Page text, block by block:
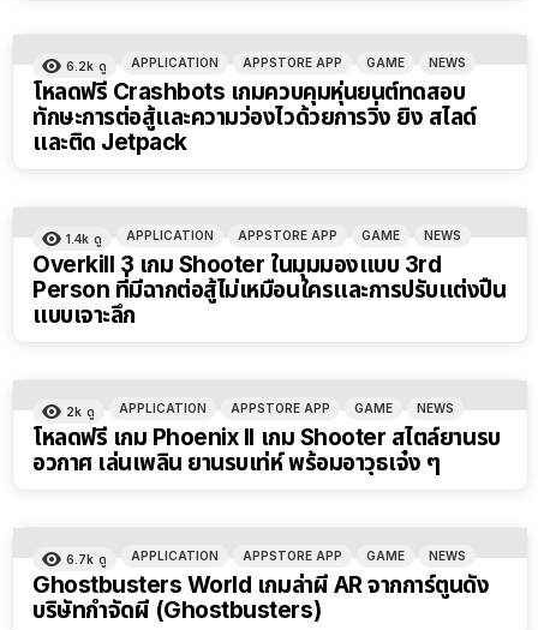
6.2k ดู APPLICATION APPSTORE APP GAME NEWS
โหลดฟรี Crashbots เกมควบคุมหุ่นยนต์ทดสอบ
ทักษะการต่อสู้และความว่องไวด้วยการวิ่ง ยิง สไลด์
และติด Jetpack
1.4k ดู APPLICATION APPSTORE APP GAME NEWS
Overkill 3 เกม Shooter ในมุมมองแบบ 3rd
Person ที่มีฉากต่อสู้ไม่เหมือนใครและการปรับแต่งปืน
แบบเจาะลึก
2k ดู APPLICATION APPSTORE APP GAME NEWS
โหลดฟรี เกม Phoenix II เกม Shooter สไตล์ยานรบ
อวกาศ เล่นเพลิน ยานรบเท่ห์ พร้อมอาวุธเจ๋ง ๆ
6.7k ดู APPLICATION APPSTORE APP GAME NEWS
Ghostbusters World เกมล่าผี AR จากการ์ตูนดัง
บริษัทกำจัดผี (Ghostbusters)